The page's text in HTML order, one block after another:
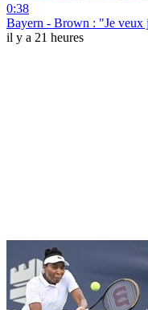
0:38
Bayern - Brown : "Je veux
il y a 21 heures